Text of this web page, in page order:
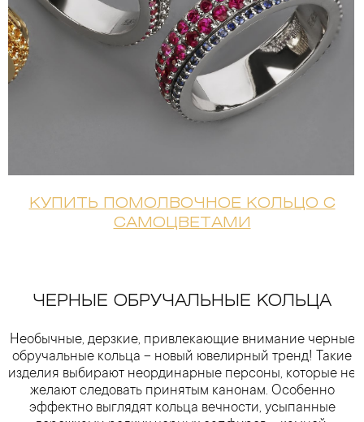
КУПИТЬ ПОМОЛВОЧНОЕ КОЛЬЦО С
САМОЦВЕТАМИ
ЧЕРНЫЕ ОБРУЧАЛЬНЫЕ КОЛЬЦА
Необычные, дерзкие, привлекающие внимание черные
обручальные кольца – новый ювелирный тренд! Такие
изделия выбирают неординарные персоны, которые не
желают следовать принятым канонам. Особенно
эффектно выглядят кольца вечности, усыпанные